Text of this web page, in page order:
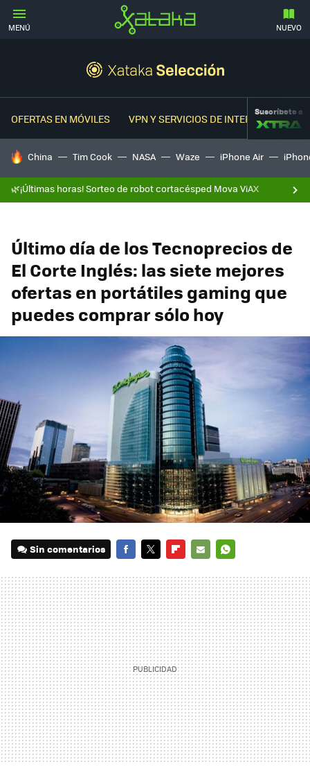
MENÚ NUEVO
OFERTAS EN MÓVILES VPN Y SERVICIOS DE INTERNETSuscríbete a
HOY SE HABLA DE
China Tim Cook NASA Waze iPhone Air
🌿¡Últimas horas! Sorteo de robot cortacésped Mova ViAX
Último día de los Tecnoprecios de
El Corte Inglés: las siete mejores
ofertas en portátiles gaming que
puedes comprar sólo hoy
Sin comentarios
MAIL